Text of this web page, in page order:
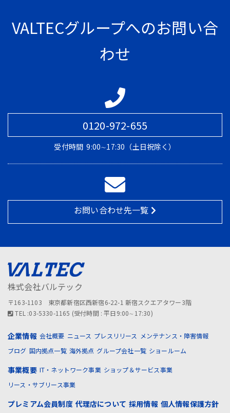
VALTECグループへのお問い合
わせ
0120-972-655
受付時間 9:00∼17:30（土日祝除く）
お問い合わせ先一覧
株式会社バルテック
〒163-1103 東京都新宿区西新宿6-22-1 新宿スクエアタワー3階
TEL :03-5330-1165 (受付時間 : 平日9:00∼17:30)
企業情報 会社概要 ニュース プレスリリース メンテナンス・障害情報
ブログ 国内拠点一覧 海外拠点 グループ会社一覧 ショールーム
事業概要 IT・ネットワーク事業 ショップ＆サービス事業
リース・サブリース事業
プレミアム会員制度 代理店について 採用情報 個人情報保護方針